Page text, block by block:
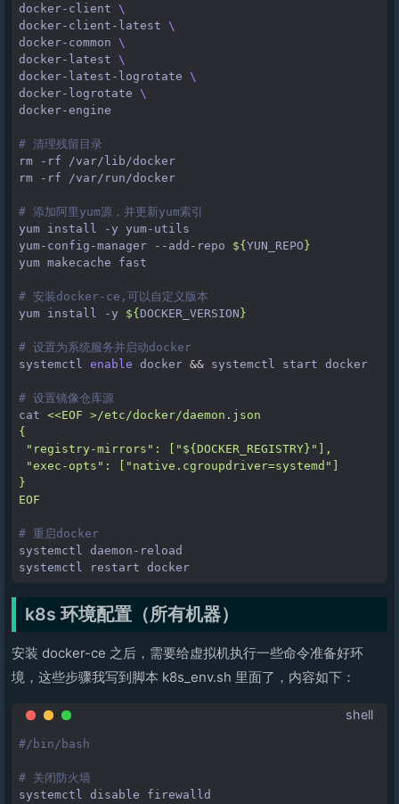
docker-client \
docker-client-latest \
docker-common \
docker-latest \
docker-latest-logrotate \
docker-logrotate \
docker-engine
# 清理残留目录
rm
-rf
/var/lib/docker
rm
-rf /var/run/docker
# 添加阿里yum源，并更新yum索引
yum install -y yum-utils
yum-config-manager
--add-repo ${YUN_REPO}
yum makecache fast
# 安装docker-ce,可以自定义版本
yum install -y ${DOCKER_VERSION}
# 设置为系统服务并启动docker
systemctl
enable docker && systemctl start docker
# 设置镜像仓库源
cat <<EOF >/etc/docker/daemon.json
{
"registry-mirrors": ["${DOCKER_REGISTRY}"],
"exec-opts": ["native.cgroupdriver=systemd"]
}
EOF
# 重启docker
systemctl
daemon-reload
systemctl
restart
k8s 环境配置（所有机器）
安装 docker-ce 之后，需要给虚拟机执行一些命令准备好环
境，这些步骤我写到脚本 k8s_env.sh 里面了，内容如下：
shell
#/bin/bash
# 关闭防火墙
systemctl disable
firewalld